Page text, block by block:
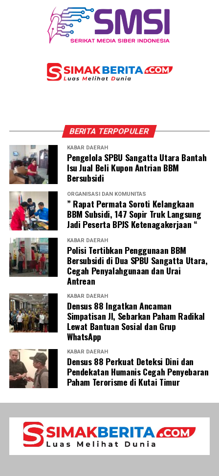
BERITA TERPOPULER
KABAR DAERAH
Pengelola SPBU Sangatta Utara Bantah
Isu Jual Beli Kupon Antrian BBM
Bersubsidi
ORGANISASI DAN KOMUNITAS
” Rapat Permata Soroti Kelangkaan
BBM Subsidi, 147 Sopir Truk Langsung
Jadi Peserta BPJS Ketenagakerjaan “
KABAR DAERAH
Polisi Tertibkan Penggunaan BBM
Bersubsidi di Dua SPBU Sangatta Utara,
Cegah Penyalahgunaan dan Urai
Antrean
KABAR DAERAH
Densus 88 Ingatkan Ancaman
Simpatisan JI, Sebarkan Paham Radikal
Lewat Bantuan Sosial dan Grup
WhatsApp
KABAR DAERAH
Densus 88 Perkuat Deteksi Dini dan
Pendekatan Humanis Cegah Penyebaran
Paham Terorisme di Kutai Timur